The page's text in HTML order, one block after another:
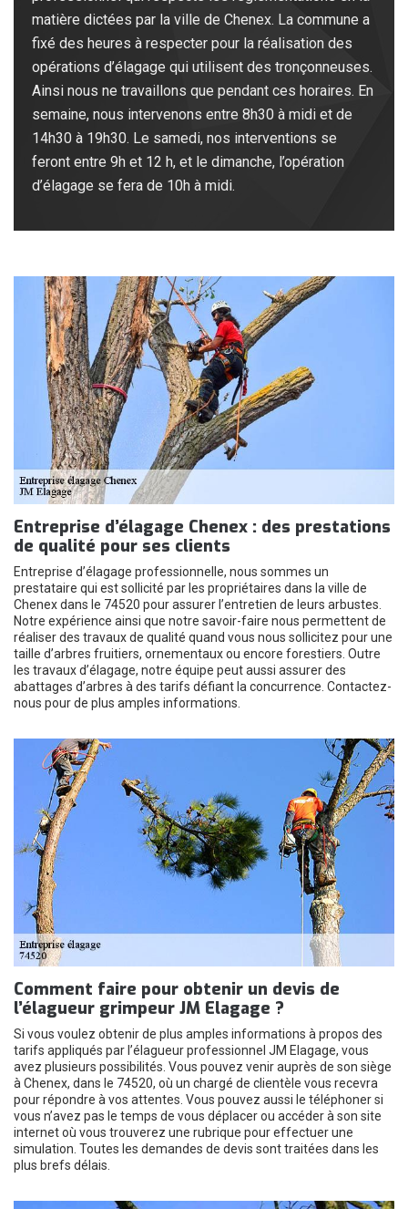
matière dictées par la ville de Chenex. La commune a
fixé des heures à respecter pour la réalisation des
opérations d’élagage qui utilisent des tronçonneuses.
Ainsi nous ne travaillons que pendant ces horaires. En
semaine, nous intervenons entre 8h30 à midi et de
14h30 à 19h30. Le samedi, nos interventions se
feront entre 9h et 12 h, et le dimanche, l’opération
d’élagage se fera de 10h à midi.
Entreprise d’élagage Chenex : des prestations
de qualité pour ses clients
Entreprise d’élagage professionnelle, nous sommes un
prestataire qui est sollicité par les propriétaires dans la ville de
Chenex dans le 74520 pour assurer l’entretien de leurs arbustes.
Notre expérience ainsi que notre savoir-faire nous permettent de
réaliser des travaux de qualité quand vous nous sollicitez pour une
taille d’arbres fruitiers, ornementaux ou encore forestiers. Outre
les travaux d’élagage, notre équipe peut aussi assurer des
abattages d’arbres à des tarifs défiant la concurrence. Contactez-
nous pour de plus amples informations.
Comment faire pour obtenir un devis de
l’élagueur grimpeur JM Elagage ?
Si vous voulez obtenir de plus amples informations à propos des
tarifs appliqués par l’élagueur professionnel JM Elagage, vous
avez plusieurs possibilités. Vous pouvez venir auprès de son siège
à Chenex, dans le 74520, où un chargé de clientèle vous recevra
pour répondre à vos attentes. Vous pouvez aussi le téléphoner si
vous n’avez pas le temps de vous déplacer ou accéder à son site
internet où vous trouverez une rubrique pour effectuer une
simulation. Toutes les demandes de devis sont traitées dans les
plus brefs délais.